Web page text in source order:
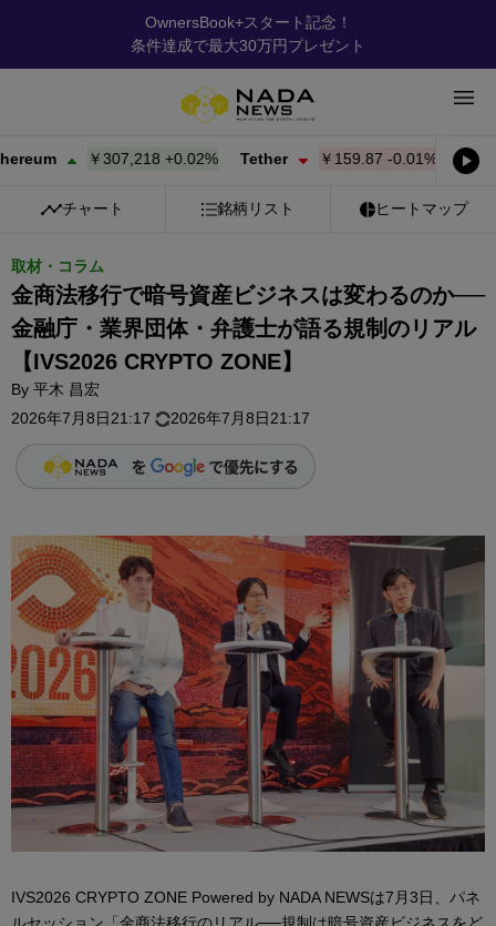
OwnersBook+スタート記念！
条件達成で最大30万円プレゼント
￥307,218+0.02% Tether ￥159.87 -0.01% BNB ￥
チャート 銘柄リスト ヒートマップ
取材・コラム
金商法移行で暗号資産ビジネスは変わるのか──
金融庁・業界団体・弁護士が語る規制のリアル
【IVS2026 CRYPTO ZONE】
By 平木 昌宏
2026年7月8日21:17
2026年7月8日21:17
IVS2026 CRYPTO ZONE Powered by NADA NEWSは7月3日、パネ